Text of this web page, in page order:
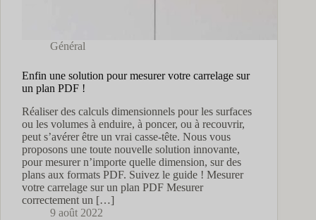
Général
Enfin une solution pour mesurer votre carrelage sur
un plan PDF !
Réaliser des calculs dimensionnels pour les surfaces
ou les volumes à enduire, à poncer, ou à recouvrir,
peut s’avérer être un vrai casse-tête. Nous vous
proposons une toute nouvelle solution innovante,
pour mesurer n’importe quelle dimension, sur des
plans aux formats PDF. Suivez le guide ! Mesurer
votre carrelage sur un plan PDF Mesurer
correctement un […]
9 août 2022